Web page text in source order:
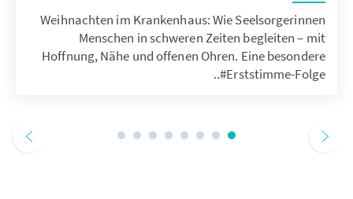
Weihnachten im Krankenhaus: Wie Seelsorgerinnen
Menschen in schweren Zeiten begleiten – mit
Hoffnung, Nähe und offenen Ohren. Eine besondere
#Erststimme-Folge..